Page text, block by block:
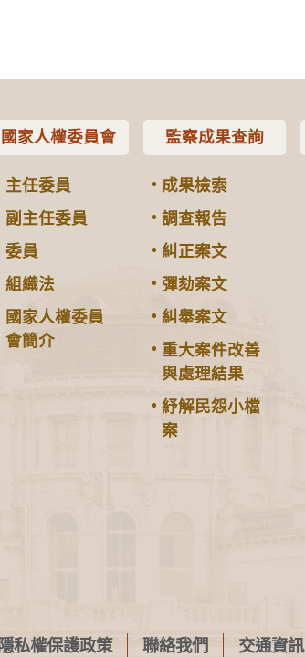
國家人權委員會
主任委員
副主任委員
委員
組織法
國家人權委員
會簡介
監察成果查詢
成果檢索
調查報告
糾正案文
彈劾案文
糾舉案文
重大案件改善
與處理結果
紓解民怨小檔
案
隱私權保護政策 聯絡我們 交通資訊